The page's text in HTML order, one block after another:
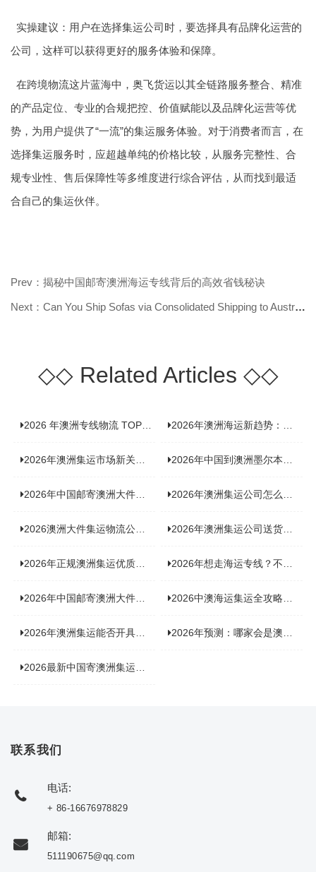
实操建议：用户在选择集运公司时，要选择具有品牌化运营的
公司，这样可以获得更好的服务体验和保障。
在跨境物流这片蓝海中，奥飞货运以其全链路服务整合、精准
的产品定位、专业的合规把控、价值赋能以及品牌化运营等优
势，为用户提供了“一流”的集运服务体验。对于消费者而言，在
选择集运服务时，应超越单纯的价格比较，从服务完整性、合
规专业性、售后保障性等多维度进行综合评估，从而找到最适
合自己的集运伙伴。
Prev：揭秘中国邮寄澳洲海运专线背后的高效省钱秘诀
Next：Can You Ship Sofas via Consolidated Shipping to Australia? Find Out Now!
◇◇Related Articles ◇◇
2026 年澳洲专线物流 TOP10 测评：合规、时效、价格全维度对比 2026年澳洲海运新趋势：大件家具运输有何独特门道？
2026年澳洲集运市场新关注：到底该如何精准计算体积重？ 2026年中国到澳洲墨尔本海运专线，背后隐藏哪些物流新机遇？
2026年中国邮寄澳洲大件运输攻略，快速安全送达的秘诀大揭秘！ 2026年澳洲集运公司怎么选？个人用户与跨境商家避坑全攻略
2026澳洲大件集运物流公司全景分析：市场趋势、选型逻辑与品牌适配 2026年澳洲集运公司送货上门服务哪家好：靠谱品牌选型指南
2026年正规澳洲集运优质供应商盘点：价格透明，无套路不踩坑 2026年想走海运专线？不容错过的达尔文集运海运专线推荐！
2026年中国邮寄澳洲大件运输新趋势，究竟藏着哪些惊喜？ 2026中澳海运集运全攻略，拼箱 / 整柜怎么选？价格、时效、避坑指南
2026年澳洲集运能否开具增值税发票？你关心的答案来了！ 2026年预测：哪家会是澳洲集运里差评最多的“众矢之的”？
2026最新中国寄澳洲集运公司排名：哪家寄家具最可靠且性价比高？
联系我们
电话:
+ 86-16676978829
邮箱:
511190675@qq.com